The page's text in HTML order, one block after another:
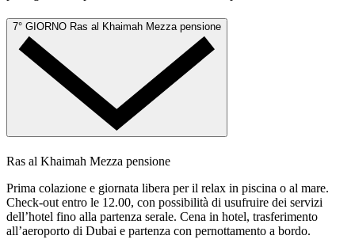
7° GIORNO Ras al Khaimah Mezza pensione
Ras al Khaimah Mezza pensione
Prima colazione e giornata libera per il relax in piscina o al mare.
Check-out entro le 12.00, con possibilità di usufruire dei servizi
dell’hotel fino alla partenza serale. Cena in hotel, trasferimento
all’aeroporto di Dubai e partenza con pernottamento a bordo.